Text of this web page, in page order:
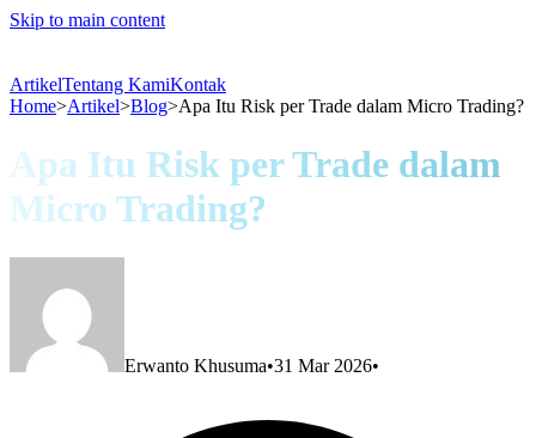
Skip to main content
ArtikelTentang KamiKontak
Home>Artikel>Blog>Apa Itu Risk per Trade dalam Micro Trading?
Apa Itu Risk per Trade dalam
Micro Trading?
Erwanto Khusuma•31 Mar 2026•